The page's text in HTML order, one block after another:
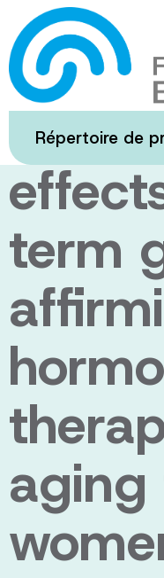
Passer
au
contenu
principal
Répertoire de
Brain
term
aging